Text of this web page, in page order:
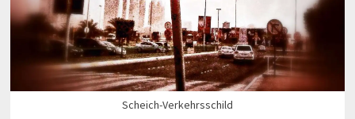
Scheich-Verkehrsschild